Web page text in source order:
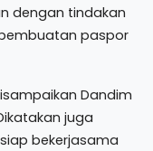
dengan tindakan
paspor
Dandim
juga
bekerjasama